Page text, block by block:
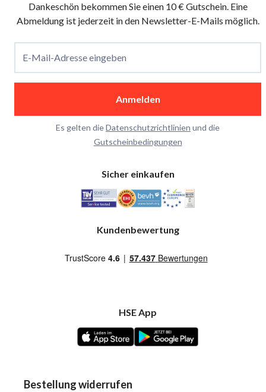
Dankeschön bekommen Sie einen 10 € Gutschein. Eine
Abmeldung ist jederzeit in den Newsletter-E-Mails möglich.
E-Mail-Adresse eingeben
Anmelden
Es gelten dieDatenschutzrichtlinien und die
Gutscheinbedingungen
Sicher einkaufen
Kundenbewertung
HSE App
Bestellung widerrufen